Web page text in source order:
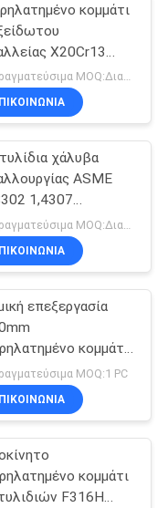
κομμάτι
X20Cr13
SUS420JI
Διαπραγματεύσιμα MOQ:Διαπραγματεύσιμος
χάλυβα
ASME
1,4307
Διαπραγματεύσιμα MOQ:Διαπραγματεύσιμος
επεξεργασία
κομμάτι
DIN 1,4301
MOQ:1 PC
κομμάτι
F316H